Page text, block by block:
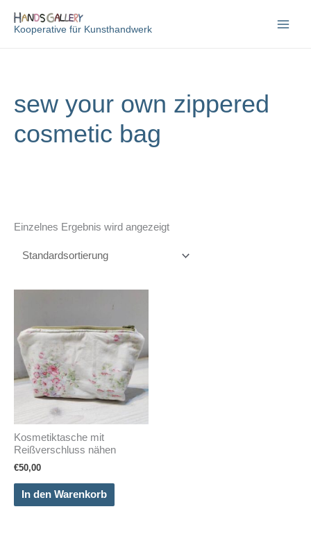
InhaltKooperative für Kunsthandwerk
sew your own zippered
cosmetic bag
Einzelnes Ergebnis wird angezeigt
Kosmetiktasche mit
Reißverschluss nähen
€50,00
In den Warenkorb